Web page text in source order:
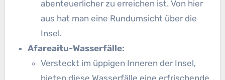
abenteuerlicher zu erreichen ist. Von hier
aus hat man eine Rundumsicht über die
Insel.
Afareaitu-Wasserfälle:
Versteckt im üppigen Inneren der Insel,
bieten diese Wasserfälle eine erfrischende